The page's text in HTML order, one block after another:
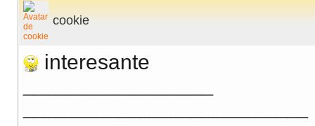
cookie
interesante